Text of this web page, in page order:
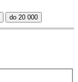
do 20 000